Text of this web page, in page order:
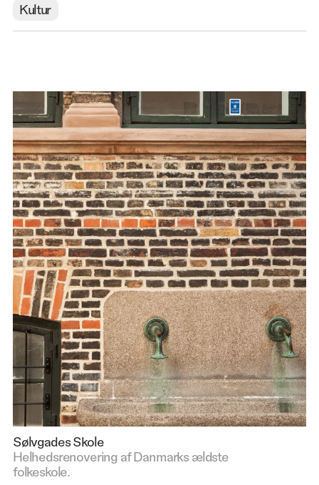
Kultur
Sølvgades Skole
Helhedsrenovering af Danmarks ældste
folkeskole.